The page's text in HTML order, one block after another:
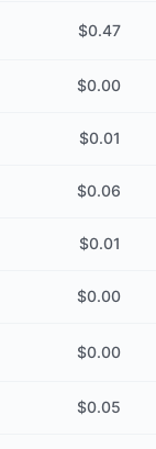
$0.47
$0.00
$0.01
$0.06
$0.01
$0.00
$0.00
$0.05